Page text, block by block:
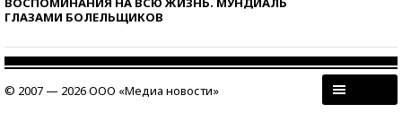
ГЛАЗАМИ БОЛЕЛЬЩИКОВ
© 2007 — 2026 ООО «Медиа новости»